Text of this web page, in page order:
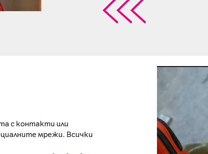
с контакти или
мрежи. Всички